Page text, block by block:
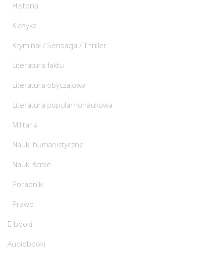
Historia
Klasyka
Kryminał / Sensacja / Thriller
Literatura faktu
Literatura obyczajowa
Literatura popularnonaukowa
Militaria
Nauki humanistyczne
Nauki ścisłe
Poradniki
Prawo
E-booki
Audiobooki